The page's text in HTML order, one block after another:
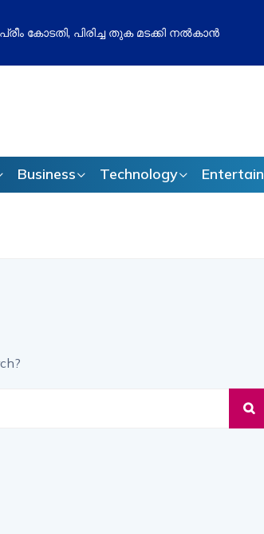
മനപ്പൂർവമോ? ബിജെപിക്കെതിരെ അഖിലേഷ്
Business Technology